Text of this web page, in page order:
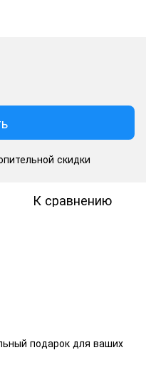
скидки
К сравнению
подарок для ваших